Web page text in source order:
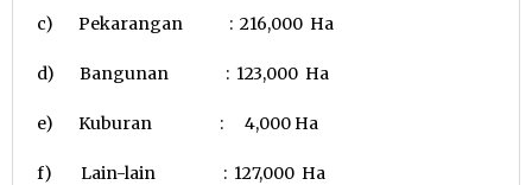
c) Pekarangan : 216,000 Ha
d) Bangunan : 123,000 Ha
e) Kuburan : 4,000 Ha
f) Lain-lain : 127,000 Ha